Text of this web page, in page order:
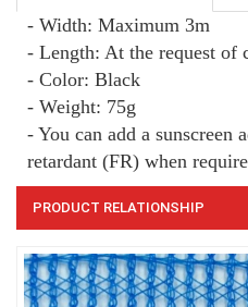
LƯỚI
- Width: Maximum 3m
- Length: At the request of
- Color: Black
- Weight: 75g
- You can add a
retardant (FR) when
PRODUCT RELATIONSHIP